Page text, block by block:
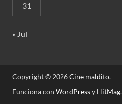
31
« Jul
Copyright © 2026Cine maldito.
Funciona con WordPressy HitMag.